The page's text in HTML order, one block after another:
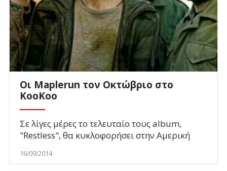
Οι Maplerun τον Οκτώβριο στο
KooKoo
Σε λίγες μέρες το τελευταίο τους album,
"Restless", θα κυκλοφορήσει στην Αμερική
16/09/2014